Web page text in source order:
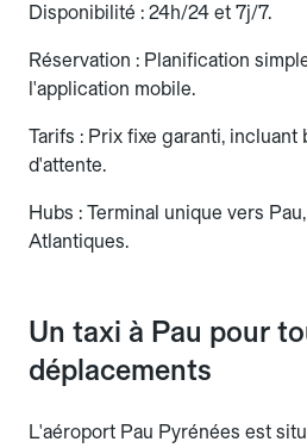
Disponibilité : 24h/24 et 7j/7.
Réservation : Planification
l'application mobile.
Tarifs : Prix fixe garanti, incluant
d'attente.
Hubs : Terminal unique vers
Atlantiques.
Un taxi à Pau pour
déplacements
L'aéroport Pau Pyrénées est